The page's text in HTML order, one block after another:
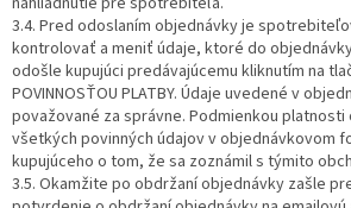
3.4. Pred odoslaním objednávky je
kontrolovať a meniť údaje, ktoré do
odošle kupujúci predávajúcemu kliknutím na
POVINNOSŤOU PLATBY. Údaje uvedené v
považované za správne. Podmienkou
všetkých povinných údajov v objednávkovom
kupujúceho o tom, že sa zoznámil s týmito
3.5. Okamžite po obdržaní objednávky zašle